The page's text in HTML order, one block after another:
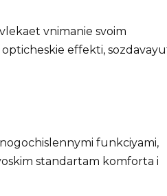
vnimanie svoim
effekti,
funkciyami,
standartam komforta i